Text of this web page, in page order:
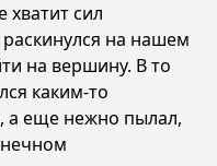
хватит сил
на нашем
на вершину. В то
каким-то
а еще нежно пылал,